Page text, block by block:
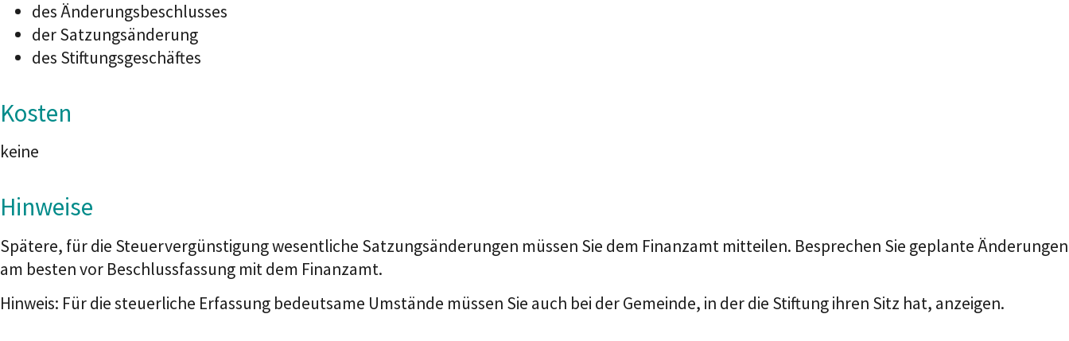
des Änderungsbeschlusses
der Satzungsänderung
des Stiftungsgeschäftes
Kosten
keine
Hinweise
Spätere, für die Steuervergünstigung wesentliche Satzungsänderungen müssen Sie dem Finanzamt mitteilen. Besprechen Sie geplante Änderungen
am besten vor Beschlussfassung mit dem Finanzamt.
Hinweis: Für die steuerliche Erfassung bedeutsame Umstände müssen Sie auch bei der Gemeinde, in der die Stiftung ihren Sitz hat, anzeigen.